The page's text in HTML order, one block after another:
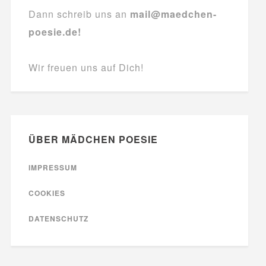
Dann schreib uns an mail@maedchen-
poesie.de!
Wir freuen uns auf Dich!
ÜBER MÄDCHEN POESIE
IMPRESSUM
COOKIES
DATENSCHUTZ